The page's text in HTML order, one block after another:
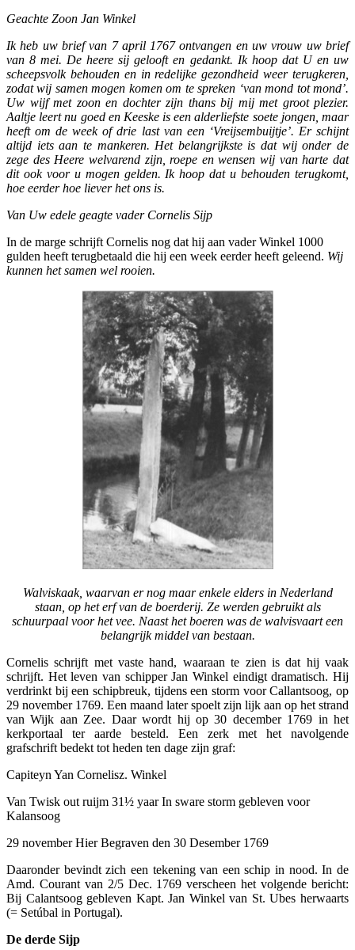
Geachte Zoon Jan Winkel
Ik heb uw brief van 7 april 1767 ontvangen en uw vrouw uw brief
van 8 mei. De heere sij gelooft en gedankt. Ik hoop dat U en uw
scheepsvolk behouden en in redelijke gezondheid weer terugkeren,
zodat wij samen mogen komen om te spreken ‘van mond tot mond’.
Uw wijf met zoon en dochter zijn thans bij mij met groot plezier.
Aaltje leert nu goed en Keeske is een alderliefste soete jongen, maar
heeft om de week of drie last van een ‘Vreijsembuijtje’. Er schijnt
altijd iets aan te mankeren. Het belangrijkste is dat wij onder de
zege des Heere welvarend zijn, roepe en wensen wij van harte dat
dit ook voor u mogen gelden. Ik hoop dat u behouden terugkomt,
hoe eerder hoe liever het ons is.
Van Uw edele geagte vader Cornelis Sijp
In de marge schrijft Cornelis nog dat hij aan vader Winkel 1000
gulden heeft terugbetaald die hij een week eerder heeft geleend. Wij
kunnen het samen wel rooien.
Walviskaak, waarvan er nog maar enkele elders in Nederland
staan, op het erf van de boerderij. Ze werden gebruikt als
schuurpaal voor het vee. Naast het boeren was de walvisvaart een
belangrijk middel van bestaan.
Cornelis schrijft met vaste hand, waaraan te zien is dat hij vaak
schrijft. Het leven van schipper Jan Winkel eindigt dramatisch. Hij
verdrinkt bij een schipbreuk, tijdens een storm voor Callantsoog, op
29 november 1769. Een maand later spoelt zijn lijk aan op het strand
van Wijk aan Zee. Daar wordt hij op 30 december 1769 in het
kerkportaal ter aarde besteld. Een zerk met het navolgende
grafschrift bedekt tot heden ten dage zijn graf:
Capiteyn Yan Cornelisz. Winkel
Van Twisk out ruijm 31½ yaar In sware storm gebleven voor
Kalansoog
29 november Hier Begraven den 30 Desember 1769
Daaronder bevindt zich een tekening van een schip in nood. In de
Amd. Courant van 2/5 Dec. 1769 verscheen het volgende bericht:
Bij Calantsoog gebleven Kapt. Jan Winkel van St. Ubes herwaarts
(= Setúbal in Portugal).
De derde Sijp